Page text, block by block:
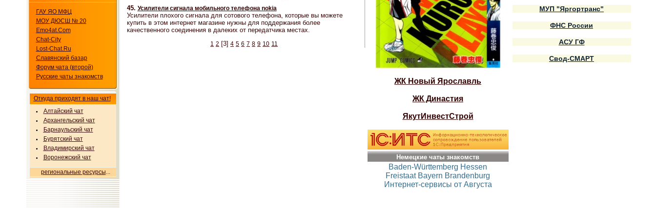
ГАУ ЯО МФЦ
МОУ ДЮСШ № 20
Emo4at.Com
Chat-City
Lost-Chat.Ru
Славянский базар
Форум чата (второй)
Русские чаты знакомств
Откуда приходят в наш чат!
Алтайский чат
Архангельский чат
Барнаульский чат
Бурятский чат
Владимирский чат
Воронежский чат
региональные ресурсы
45. Усилители сигнала мобильного телефона nokia
Усилители плохого сигнала для сотового телефона, которые вы можете
купить в этом интернет магазине нужны для поддержания более
качественного соединения в далеких от передатчика местах.
1 2 [3] 4 5 6 7 8 9 10 11
ЖК Новый Ярославль
ЖК Династия
ЯкутИнвестСтрой
Немецкие чаты знакомств
Baden-Württemberg Hessen
Freistaat Bayern Brandenburg
Интернет-сервисы от Августа
МУП "Яргортранс"
ФНС России
АСУ ГФ
Свод-СМАРТ